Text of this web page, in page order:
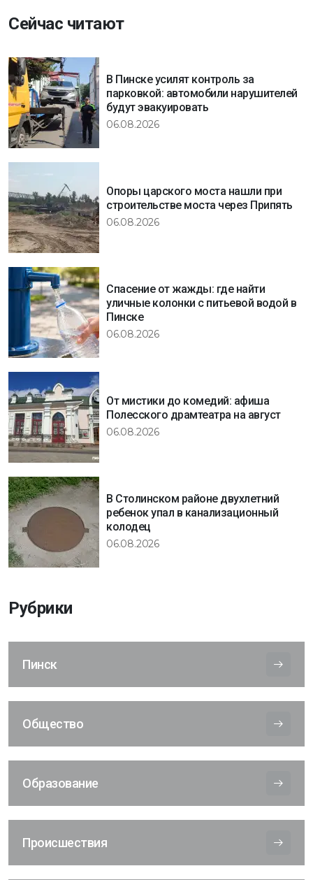
Сейчас читают
В Пинске усилят контроль за
парковкой: автомобили нарушителей
будут эвакуировать
06.08.2026
Опоры царского моста нашли при
строительстве моста через Припять
06.08.2026
Спасение от жажды: где найти
уличные колонки с питьевой водой в
Пинске
06.08.2026
От мистики до комедий: афиша
Полесского драмтеатра на август
06.08.2026
В Столинском районе двухлетний
ребенок упал в канализационный
колодец
06.08.2026
Рубрики
Пинск
Общество
Образование
Происшествия